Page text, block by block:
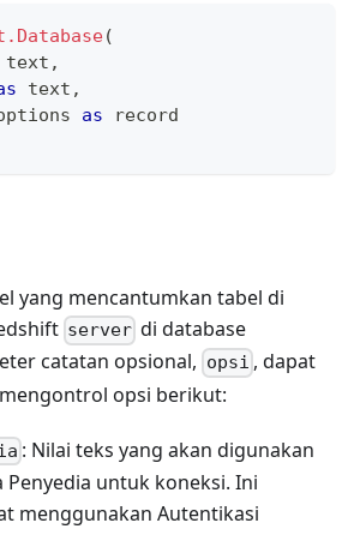
(
text ,
text ,
as
record
yang mencantumkan tabel di
server di database
catatan opsional, opsi , dapat
opsi berikut:
: Nilai teks yang akan digunakan
Penyedia untuk koneksi. Ini
menggunakan Autentikasi